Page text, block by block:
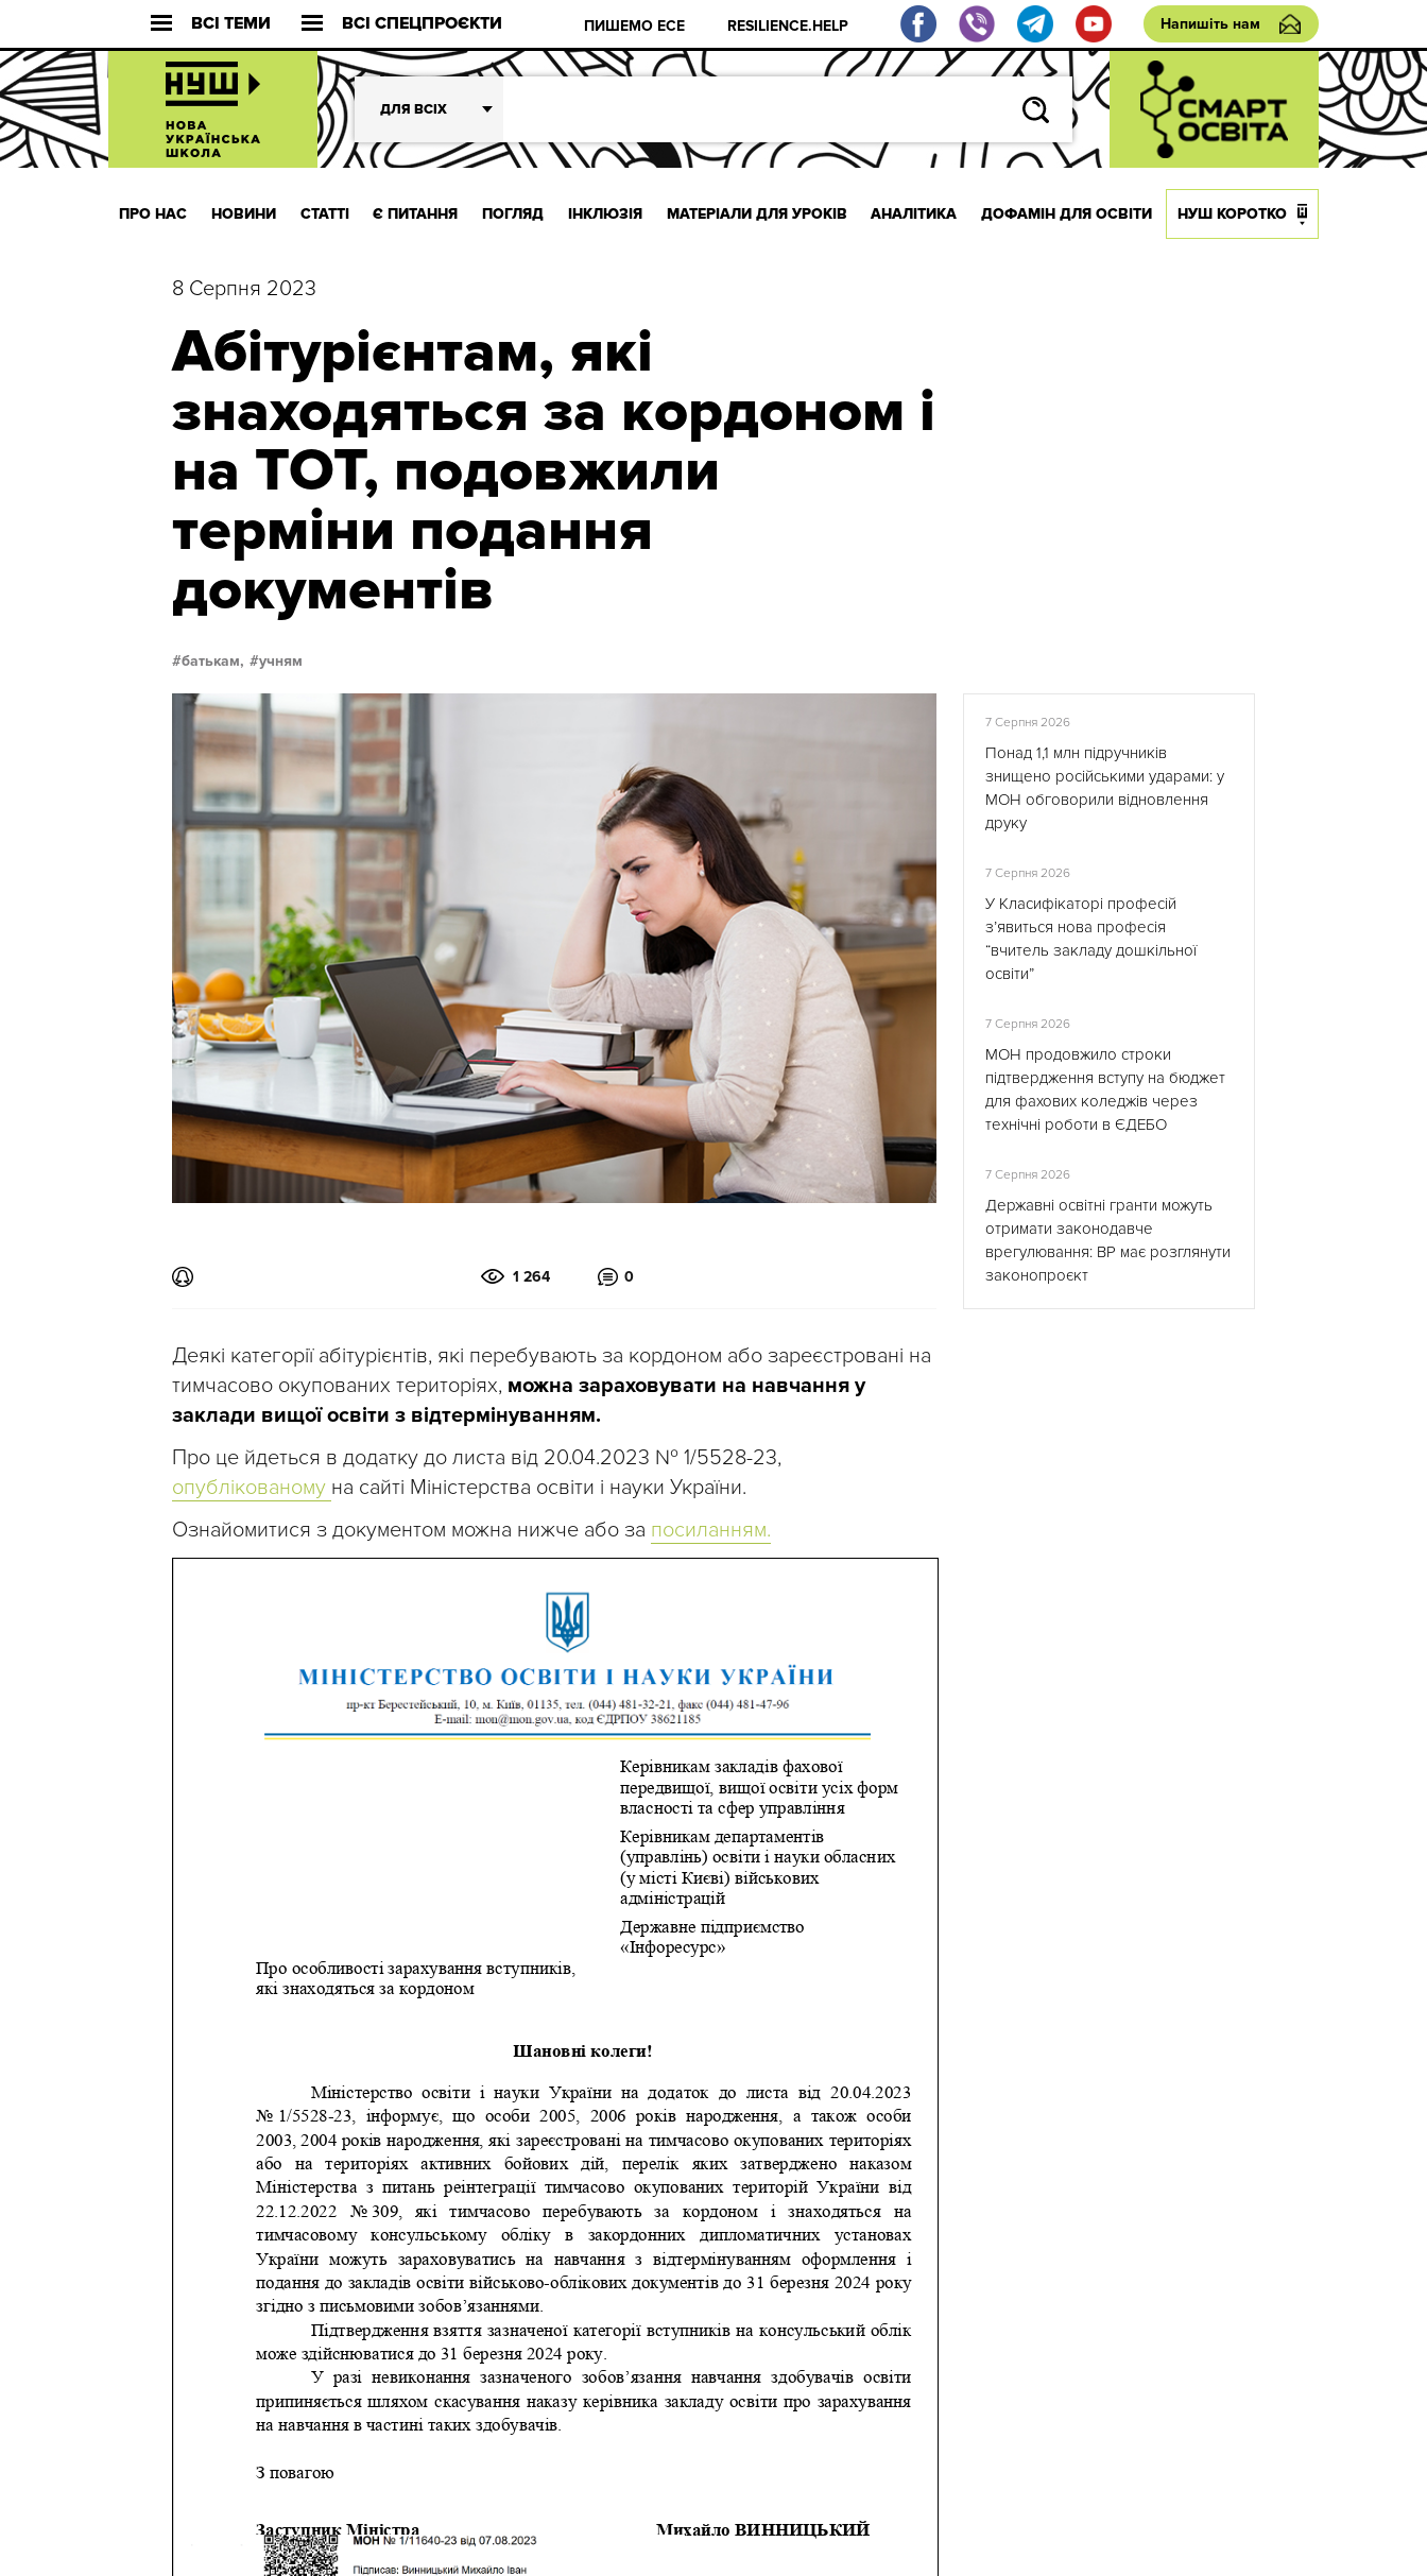
ВСІ ТЕМИ ВСІ СПЕЦПРОЄКТИ ПИШЕМО ЕСЕ RESILIENCE.HELP Напишіть нам
ДЛЯ ВСІХ
ПРО НАС НОВИНИ СТАТТІ Є ПИТАННЯ ПОГЛЯД ІНКЛЮЗІЯ МАТЕРІАЛИ ДЛЯ УРОКІВ АНАЛІТИКА ДОФАМІН ДЛЯ ОСВІТИ НУШ КОРОТКО
8 Серпня 2023
Абітурієнтам, які
знаходяться за кордоном і
на ТОТ, подовжили
терміни подання
документів
батькам, учням
1 264 0
Деякі категорії абітурієнтів, які перебувають за кордоном або зареєстровані на
тимчасово окупованих територіях, можна зараховувати на навчання у
заклади вищої освіти з відтермінуванням.
Про це йдеться в додатку до листа від 20.04.2023 № 1/5528-23,
опублікованому на сайті Міністерства освіти і науки України.
Ознайомитися з документом можна нижче або за посиланням.
7 Серпня 2026
Понад 1,1 млн підручників
знищено російськими ударами: у
МОН обговорили відновлення
друку
7 Серпня 2026
У Класифікаторі професій
з’явиться нова професія
“вчитель закладу дошкільної
освіти”
7 Серпня 2026
МОН продовжило строки
підтвердження вступу на бюджет
для фахових коледжів через
технічні роботи в ЄДЕБО
7 Серпня 2026
Державні освітні гранти можуть
отримати законодавче
врегулювання: ВР має розглянути
законопроєкт